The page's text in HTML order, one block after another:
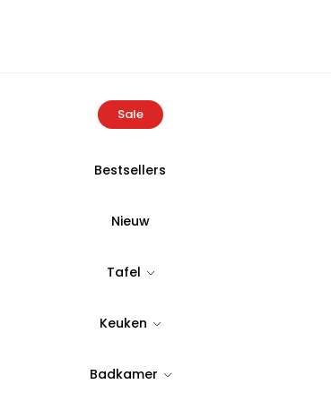
Sale
Bestsellers
Nieuw
Tafel
Keuken
Badkamer
ECOCOTTON
Tijdloos & stijlvol design